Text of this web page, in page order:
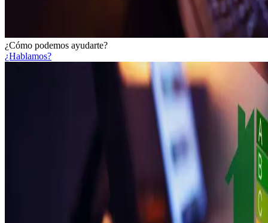
¿Cómo podemos ayudarte?
¿Hablamos?